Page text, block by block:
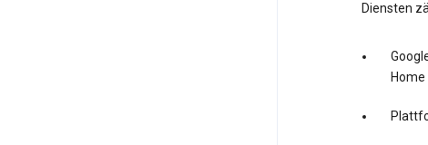
Diensten
Home